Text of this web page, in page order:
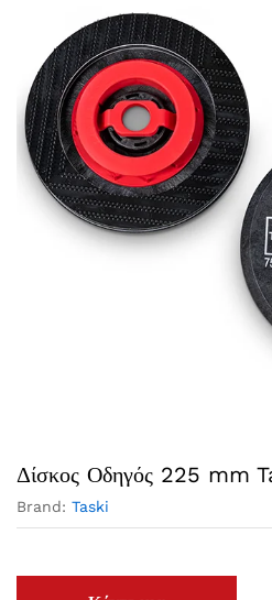
Δίσκος Οδηγός 225 mm
Brand: Taski